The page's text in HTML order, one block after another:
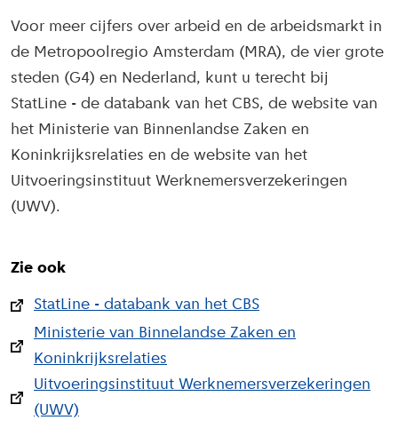
Voor meer cijfers over arbeid en de arbeidsmarkt in
de Metropoolregio Amsterdam (MRA), de vier grote
steden (G4) en Nederland, kunt u terecht bij
StatLine - de databank van het CBS, de website van
het Ministerie van Binnenlandse Zaken en
Koninkrijksrelaties en de website van het
Uitvoeringsinstituut Werknemersverzekeringen
(UWV).
Zie ook
StatLine - databank van het CBS
Ministerie van Binnelandse Zaken en
Koninkrijksrelaties
Uitvoeringsinstituut Werknemersverzekeringen
(UWV)